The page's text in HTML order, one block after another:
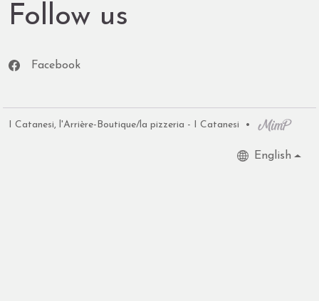
Follow us
Facebook
I Catanesi, l'Arrière-Boutique/la pizzeria - I Catanesi •
English